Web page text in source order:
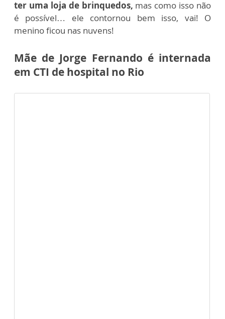
ter uma loja de brinquedos, mas como isso não
é possível… ele contornou bem isso, vai! O
menino ficou nas nuvens!
Mãe de Jorge Fernando é internada
em CTI de hospital no Rio